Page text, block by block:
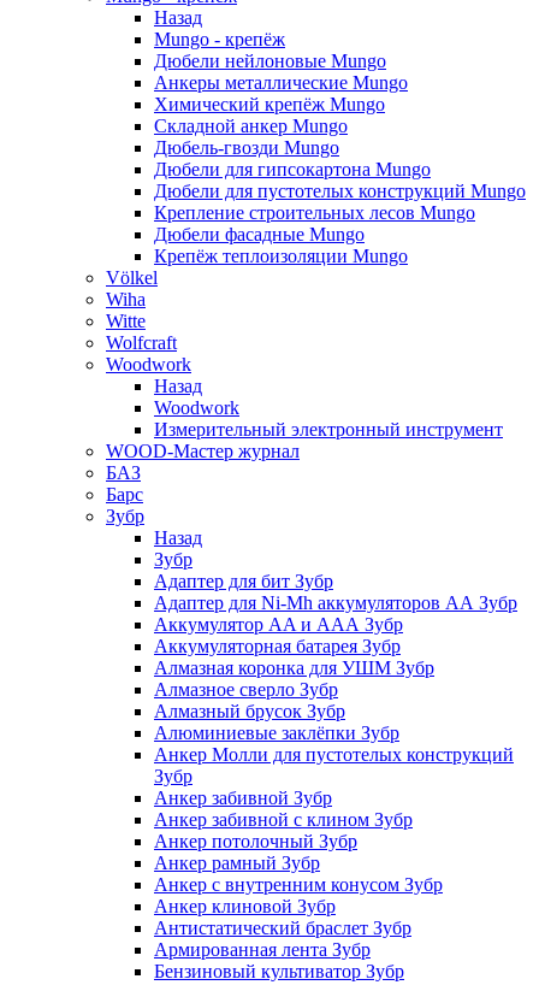
Назад
Mungo - крепёж
Дюбели нейлоновые Mungo
Анкеры металлические Mungo
Химический крепёж Mungo
Складной анкер Mungo
Дюбель-гвозди Mungo
Дюбели для гипсокартона Mungo
Дюбели для пустотелых конструкций Mungo
Крепление строительных лесов Mungo
Дюбели фасадные Mungo
Крепёж теплоизоляции Mungo
Völkel
Wiha
Witte
Wolfcraft
Woodwork
Назад
Woodwork
Измерительный электронный инструмент
WOOD-Мастер журнал
БАЗ
Барс
Зубр
Назад
Зубр
Адаптер для бит Зубр
Адаптер для Ni-Mh аккумуляторов АА Зубр
Аккумулятор AA и ААА Зубр
Аккумуляторная батарея Зубр
Алмазная коронка для УШМ Зубр
Алмазное сверло Зубр
Алмазный брусок Зубр
Алюминиевые заклёпки Зубр
Анкер Молли для пустотелых конструкций
Зубр
Анкер забивной Зубр
Анкер забивной с клином Зубр
Анкер потолочный Зубр
Анкер рамный Зубр
Анкер с внутренним конусом Зубр
Анкер клиновой Зубр
Антистатический браслет Зубр
Армированная лента Зубр
Бензиновый культиватор Зубр